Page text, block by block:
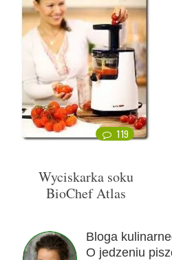
119
Wyciskarka soku
BioChef Atlas
Bloga
O jedzeniu